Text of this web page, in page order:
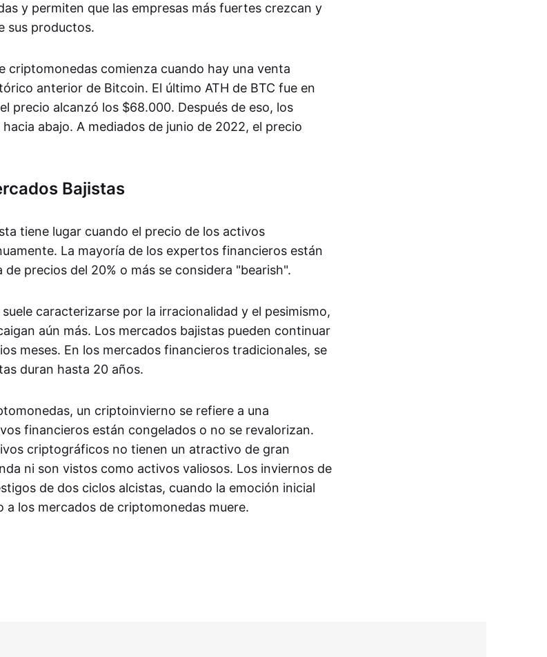
y permiten que las empresas más fuertes crezcan y
sus productos.
criptomonedas comienza cuando hay una venta
anterior de Bitcoin. El último ATH de BTC fue en
precio alcanzó los $68.000. Después de eso, los
abajo. A mediados de junio de 2022, el precio
Bajistas
tiene lugar cuando el precio de los activos
La mayoría de los expertos financieros están
de precios del 20% o más se considera "bearish".
caracterizarse por la irracionalidad y el pesimismo,
aún más. Los mercados bajistas pueden continuar
meses. En los mercados financieros tradicionales, se
duran hasta 20 años.
un criptoinvierno se refiere a una
financieros están congelados o no se revalorizan.
criptográficos no tienen un atractivo de gran
ni son vistos como activos valiosos. Los inviernos de
de dos ciclos alcistas, cuando la emoción inicial
a los mercados de criptomonedas muere.